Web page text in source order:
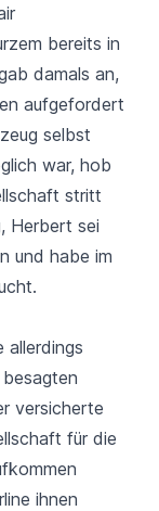
bereits in
damals an,
aufgefordert
selbst
war, hob
stritt
Herbert sei
und habe im
allerdings
versicherte
für die
ihnen